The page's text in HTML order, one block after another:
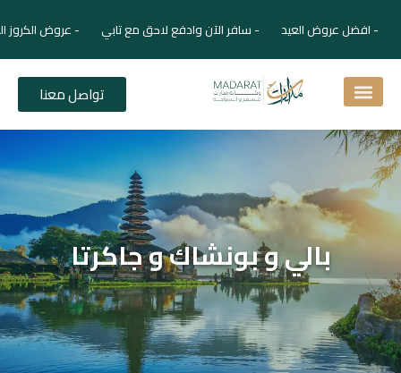
- افضل عروض العيد - سافر الآن وادفع لاحق مع تابي - عروض الكروز
تواصل معنا
بالي و بونشاك و جاكرتا